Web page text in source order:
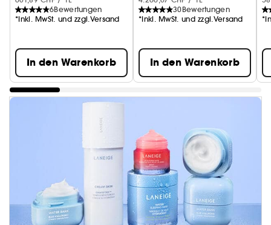
6Bewertungen
*Inkl. MwSt. und zzgl.Versand
In den Warenkorb
30Bewertungen
*Inkl. MwSt. und zzgl.Versand
In den Warenkorb